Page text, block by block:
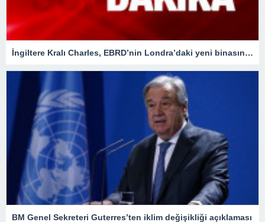
İngiltere Kralı Charles, EBRD’nin Londra’daki yeni binasının açılışına katıldı
BM Genel Sekreteri Guterres’ten iklim değişikliği açıklaması